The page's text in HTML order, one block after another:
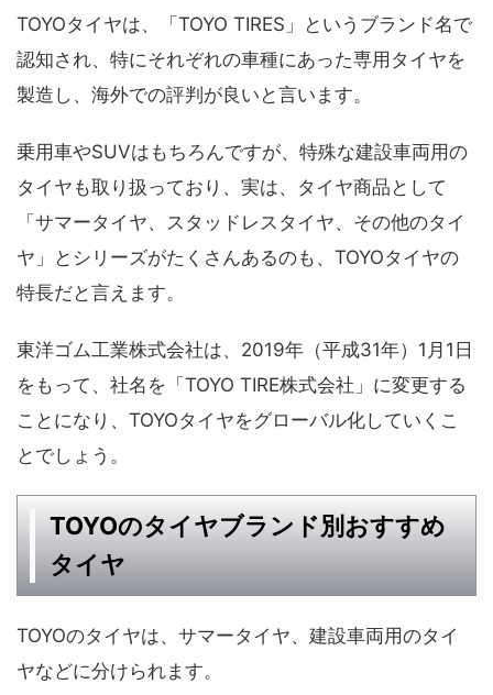
TOYOタイヤは、「TOYO TIRES」というブランド名で
認知され、特にそれぞれの車種にあった専用タイヤを
製造し、海外での評判が良いと言います。
乗用車やSUVはもちろんですが、特殊な建設車両用の
タイヤも取り扱っており、実は、タイヤ商品として
「サマータイヤ、スタッドレスタイヤ、その他のタイ
ヤ」とシリーズがたくさんあるのも、TOYOタイヤの
特長だと言えます。
東洋ゴム工業株式会社は、2019年（平成31年）1月1日
をもって、社名を「TOYO TIRE株式会社」に変更する
ことになり、TOYOタイヤをグローバル化していくこ
とでしょう。
TOYOのタイヤブランド別おすすめ
タイヤ
TOYOのタイヤは、サマータイヤ、建設車両用のタイ
ヤなどに分けられます。